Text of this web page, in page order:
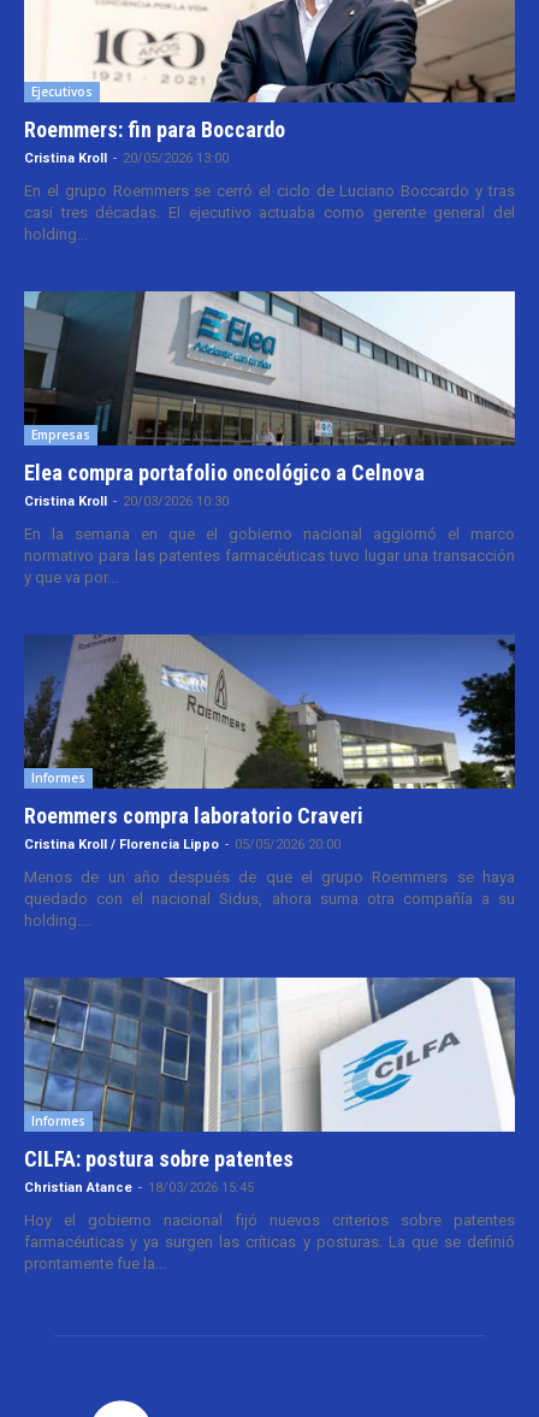
Ejecutivos
Roemmers: fin para Boccardo
Cristina Kroll - 20/05/2026 13:00
En el grupo Roemmers se cerró el ciclo de Luciano Boccardo y tras
casi tres décadas. El ejecutivo actuaba como gerente general del
holding...
Empresas
Elea compra portafolio oncológico a Celnova
Cristina Kroll - 20/03/2026 10:30
En la semana en que el gobierno nacional aggiornó el marco
normativo para las patentes farmacéuticas tuvo lugar una transacción
y que va por...
Informes
Roemmers compra laboratorio Craveri
Cristina Kroll / Florencia Lippo - 05/05/2026 20:00
Menos de un año después de que el grupo Roemmers se haya
quedado con el nacional Sidus, ahora suma otra compañía a su
holding....
Informes
CILFA: postura sobre patentes
Christian Atance - 18/03/2026 15:45
Hoy el gobierno nacional fijó nuevos criterios sobre patentes
farmacéuticas y ya surgen las críticas y posturas. La que se definió
prontamente fue la...